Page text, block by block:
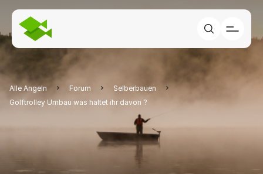
Alle Angeln Forum
Selberbauen
Golftrolley Umbau was haltet ihr davon ?